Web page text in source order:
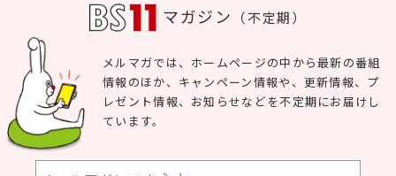
マガジン （不定期）
メルマガでは、ホームページの中から最新の番組
情報のほか、キャンペーン情報や、更新情報、プ
レゼント情報、お知らせなどを不定期にお届けし
ています。